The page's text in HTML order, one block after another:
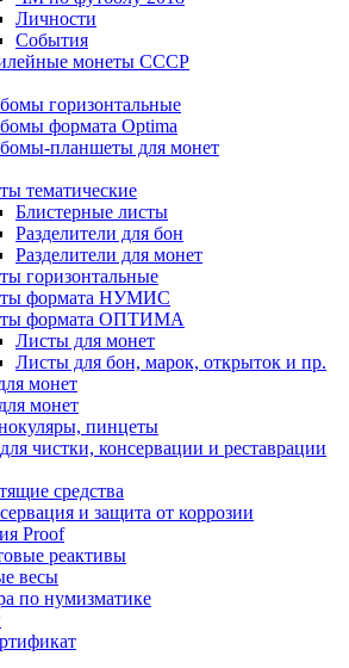
Личности
События
монеты СССР
горизонтальные
формата Optima
планшеты для монет
тематические
Блистерные листы
Разделители для бон
Разделители для монет
горизонтальные
формата НУМИС
формата ОПТИМА
Листы для монет
Листы для бон, марок, открыток и пр.
монет
монет
пинцеты
чистки, консервации и реставрации
средства
и защита от коррозии
Proof
реактивы
весы
по нумизматике